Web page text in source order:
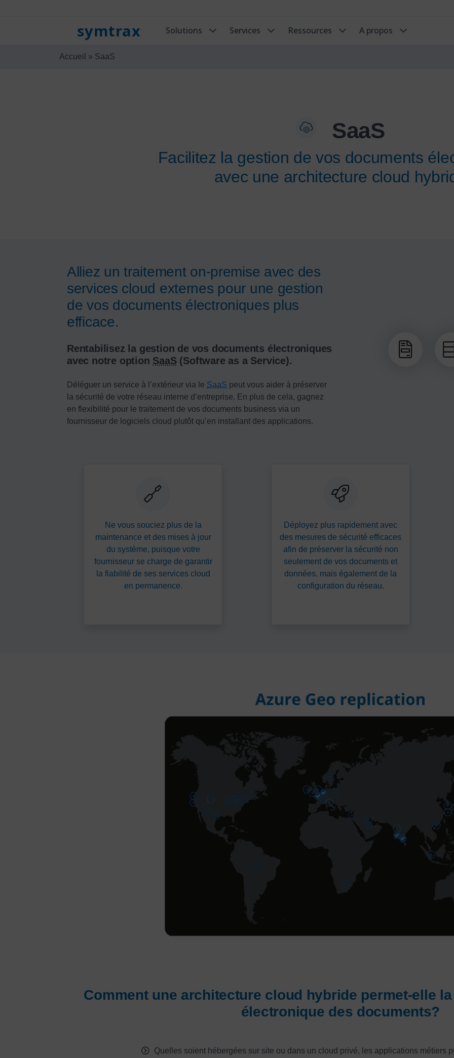
symtrax Solutions Services Ressources A propos
Accueil » SaaS
SaaS
Facilitez la gestion de vos documents
avec une architecture cloud
Alliez un traitement on-premise avec des
services cloud externes pour une gestion
de vos documents électroniques plus
efficace.
Rentabilisez la gestion de vos documents électroniques
avec notre option SaaS(Software as a Service).
Déléguer un service à l’extérieur via le SaaS peut vous aider à préserver
la sécurité de votre réseau interne d’entreprise. En plus de cela, gagnez
en flexibilité pour le traitement de vos documents business via un
fournisseur de logiciels cloud plutôt qu’en installant des applications.
Ne vous souciez plus de la
maintenance et des mises à jour
du système, puisque votre
fournisseur se charge de garantir
la fiabilité de ses services cloud
en permanence.
Déployez plus rapidement avec
des mesures de sécurité efficaces
afin de préserver la sécurité non
seulement de vos documents et
données, mais également de la
configuration du réseau.
Comment une architecture cloud hybride permet-elle
électronique des documents?
Quelles soient hébergées sur site ou dans un cloud privé, les applications métiers